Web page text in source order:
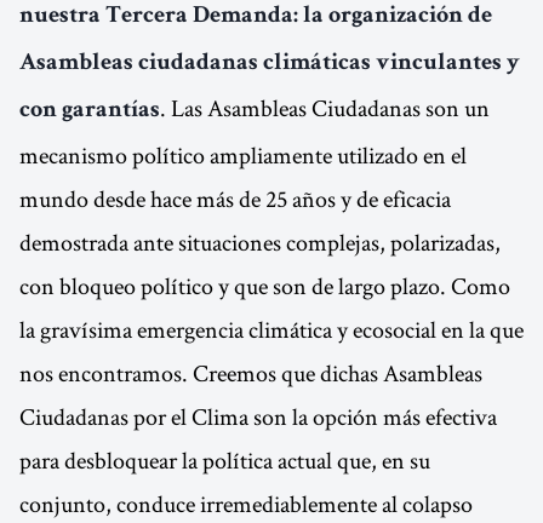
nuestra Tercera Demanda: la organización de
Asambleas ciudadanas climáticas vinculantes y
con garantías. Las Asambleas Ciudadanas son un
mecanismo político ampliamente utilizado en el
mundo desde hace más de 25 años y de eficacia
demostrada ante situaciones complejas, polarizadas,
con bloqueo político y que son de largo plazo. Como
la gravísima emergencia climática y ecosocial en la que
nos encontramos. Creemos que dichas Asambleas
Ciudadanas por el Clima son la opción más efectiva
para desbloquear la política actual que, en su
conjunto, conduce irremediablemente al colapso